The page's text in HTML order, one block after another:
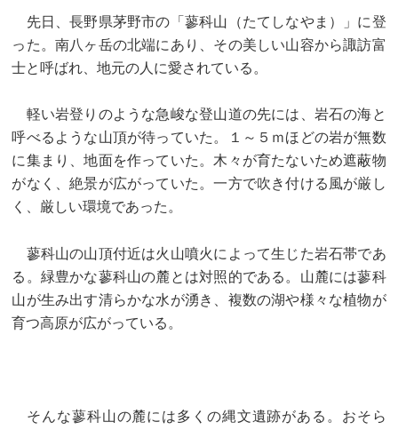
先日、長野県茅野市の「蓼科山（たてしなやま）」に登
った。南八ヶ岳の北端にあり、その美しい山容から諏訪富
士と呼ばれ、地元の人に愛されている。
軽い岩登りのような急峻な登山道の先には、岩石の海と
呼べるような山頂が待っていた。１～５ｍほどの岩が無数
に集まり、地面を作っていた。木々が育たないため遮蔽物
がなく、絶景が広がっていた。一方で吹き付ける風が厳し
く、厳しい環境であった。
蓼科山の山頂付近は火山噴火によって生じた岩石帯であ
る。緑豊かな蓼科山の麓とは対照的である。山麓には蓼科
山が生み出す清らかな水が湧き、複数の湖や様々な植物が
育つ高原が広がっている。
そんな蓼科山の麓には多くの縄文遺跡がある。おそら